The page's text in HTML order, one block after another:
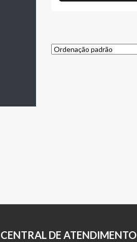
CENTRAL DE ATENDIMENTO